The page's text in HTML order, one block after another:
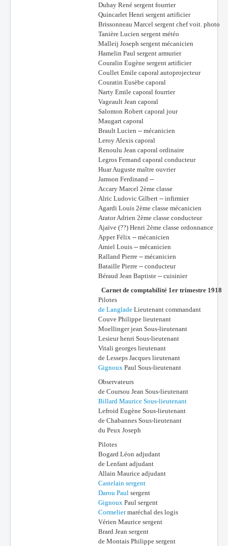
Duhay René sergent fourrier
Quincarlet Henri sergent artificier
Brissonneau Marcel sergent chef voit. photo
Tanière Lucien sergent météo
Malleij Joseph sergent mécanicien
Hamelin Paul sergent armurier
Couralin Eugène sergent artificier
Coullet Emile caporal autoprojecteur
Couratin Eusèbe caporal
Narty Emile caporal fourrier
Vageault Jean caporal
Salomon Robert caporal jour
Maugart caporal
Brault Lucien -- mécanicien
Leroy Alexis caporal
Renoulu Jean caporal ordinaire
Legros Fernand caporal conducteur
Huar Auguste maître ouvrier
Jamson Ferdinand --
Accary Marcel 2ème classe
Alric Ludovic Gilbert -- infirmier
Agardi Louis 2ème classe mécanicien
Arator Adrien 2ème classe conducteur
Ajaïve (??) Henri 2ème classe ordonnance
Apper Félix -- mécanicien
Amiel Louis -- mécanicien
Ralland Pierre -- mécanicien
Bataille Pierre -- conducteur
Béraud Jean Baptiste -- cuisinier
Carnet de comptabilité 1er trimestre 1918
Pilotes
de Langlade Lieutenant commandant
Couve Philippe lieutenant
Moellinger jean Sous-lieutenant
Lesieur henri Sous-lieutenant
Vitali georges lieutenant
de Lesseps Jacques lieutenant
Gignoux Paul Sous-lieutenant
Observateurs
de Coursou Jean Sous-lieutenant
Billard Maurice Sous-lieutenant
Lefroid Eugène Sous-lieutenant
de Chabannes Sous-lieutenant
du Peux Joseph
Pilotes
Bogard Léon adjudant
de Lenfant adjudant
Allain Maurice adjudant
Castelain sergent
Darou Paul sergent
Gignoux Paul sergent
Cormeliermaréchal des logis
Vérien Maurice sergent
Brard Jean sergent
de Montais Philippe sergent